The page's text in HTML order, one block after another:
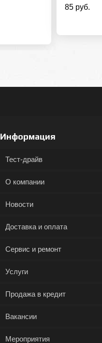
85 руб.
Информация
Тест-драйв
О компании
Новости
Доставка и оплата
Сервис и ремонт
Услуги
Продажа в кредит
Вакансии
Мероприятия